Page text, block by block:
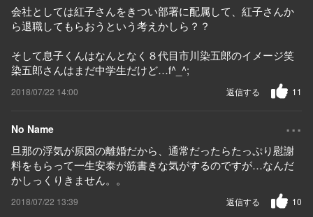
会社としては紅子さんをきつい部署に配属して、紅子さんか
ら退職してもらおうという考えかしら？？
そして息子くんはなんとなく８代目市川染五郎のイメージ笑
染五郎さんはまだ中学生だけど…f^_^;
2018/07/22 14:00 11
返信する
No Name ...
旦那の浮気が原因の離婚だから、通常だったらたっぷり慰謝
料をもらって一生安泰が筋書きな気がするのですが…なんだ
かしっくりきません。。
2018/07/22 13:39 10
返信する